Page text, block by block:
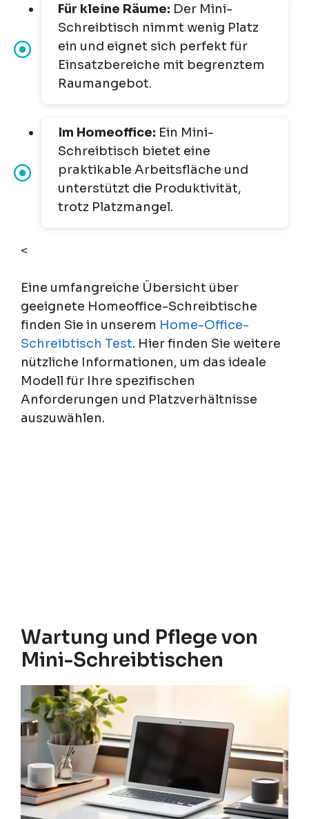
Für kleine Räume: Der Mini-
Schreibtisch nimmt wenig Platz
ein und eignet sich perfekt für
Einsatzbereiche mit begrenztem
Raumangebot.
Im Homeoffice: Ein Mini-
Schreibtisch bietet eine
praktikable Arbeitsfläche und
unterstützt die Produktivität,
trotz Platzmangel.
<
Eine umfangreiche Übersicht über
geeignete Homeoffice-Schreibtische
finden Sie in unserem Home-Office-
Schreibtisch Test. Hier finden Sie weitere
nützliche Informationen, um das ideale
Modell für Ihre spezifischen
Anforderungen und Platzverhältnisse
auszuwählen.
Wartung und Pflege von
Mini-Schreibtischen